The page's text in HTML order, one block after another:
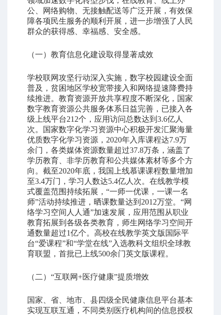
公、网络购物、无接触配送等广泛开展，有效保
障各项民生服务的顺利开展，进一步增强了人民
群众的获得感、幸福感、安全感。
（一）教育信息化建设取得显著成效
学校联网攻坚行动深入实施，数字校园建设全面
普及，贫困地区学校宽带接入和网络提速降费持
续推进。教育资源开放共享程度不断深化，国家
数字教育资源公共服务体系日益完善，已接入各
级上线平台212个，应用访问总数达到3.6亿人
次。国家数字化学习资源中心积极开发汇聚海量
优质数字化学习资源，2020年入库课程达7.9万
余门，各类媒体资源数量超过37.8万条，涵盖了
学历教育、非学历教育和公共媒体素材等多个方
向。截至2020年底，我国上线慕课课程数量增加
至3.4万门，学习人数达5.4亿人次。在线教学模
式覆盖范围持续拓展，“一师一优课，一课一名
师”活动持续推进，晒课数量达到2012万堂。“网
络学习空间人人通”加速发展，应用范围从职业
教育拓展到各级各类教育，师生网络学习空间开
通数量超过1亿个。高校在线教学英文版国际平
台“爱课程”和“学堂在线”入选教科文组织全球教
育联盟，首批已上线500余门英文版课程。
（二）“互联网+医疗健康”提质增效
国家、省、地市、县四级全民健康信息平台基本
实现互联互通，不同类别医疗机构间的信息授权